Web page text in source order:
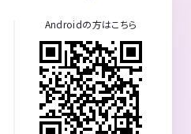
Androidの方はこちら